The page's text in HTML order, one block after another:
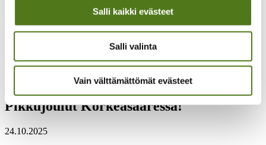
Salli kaikki evästeet
Salli valinta
Vain välttämättömät evästeet
Tutustu epilepsiayhdistyksiin
Uudenmaan epilepsiayhdistys
Pikkujoulut Korkeasaaressa!
Pikkujoulut Korkeasaaressa!
24.10.2025